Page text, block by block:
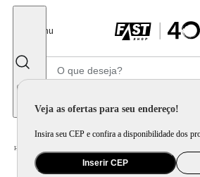
Menu
Veja as ofertas para seu endereço!
Insira seu CEP e confira a disponibilidade dos
Inserir CEP
Home